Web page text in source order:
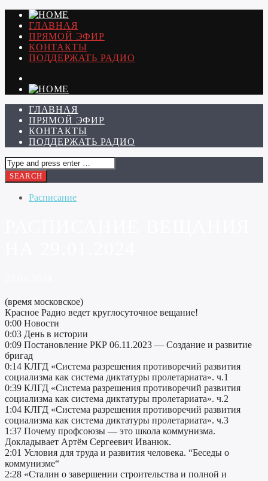
ГЛАВНАЯ
ПРЯМОЙ ЭФИР
КОНТАКТЫ
ПОДДЕРЖАТЬ РАДИО
ГЛАВНАЯ
ПРЯМОЙ ЭФИР
КОНТАКТЫ
ПОДДЕРЖАТЬ РАДИО
Расписание
(время московское)
Красное Радио ведет круглосуточное вещание!
0:00 Новости
0:03 День в истории
0:09 Постановление РКР 06.11.2023 — Создание и развитие
бригад
0:14 КЛГД «Система разрешения противоречий развития
социализма как система диктатуры пролетариата». ч.1
0:39 КЛГД «Система разрешения противоречий развития
социализма как система диктатуры пролетариата». ч.2
1:04 КЛГД «Система разрешения противоречий развития
социализма как система диктатуры пролетариата». ч.3
1:37 Почему профсоюзы — это школа коммунизма.
Докладывает Артём Сергеевич Иванюк.
2:01 Условия для труда и развития человека. “Беседы о
коммунизме“
2:28 «Сталин о завершении строительства и полной и